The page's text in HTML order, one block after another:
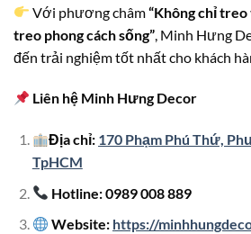
Với phương châm“Không chỉ
treo phong cách sống” , Minh Hưng
đến trải nghiệm tốt nhất cho khách
Liên hệ Minh Hưng Decor
Địa chỉ: 170 Phạm Phú Thứ,
TpHCM
Hotline: 0989 008 889
Website: https://